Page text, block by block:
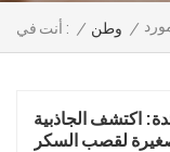
أنت في : / وطن /
اكتشف الجاذبية
لقصب السكر